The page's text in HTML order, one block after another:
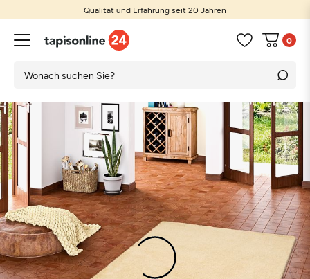
Qualität und Erfahrung seit 20 Jahren
0